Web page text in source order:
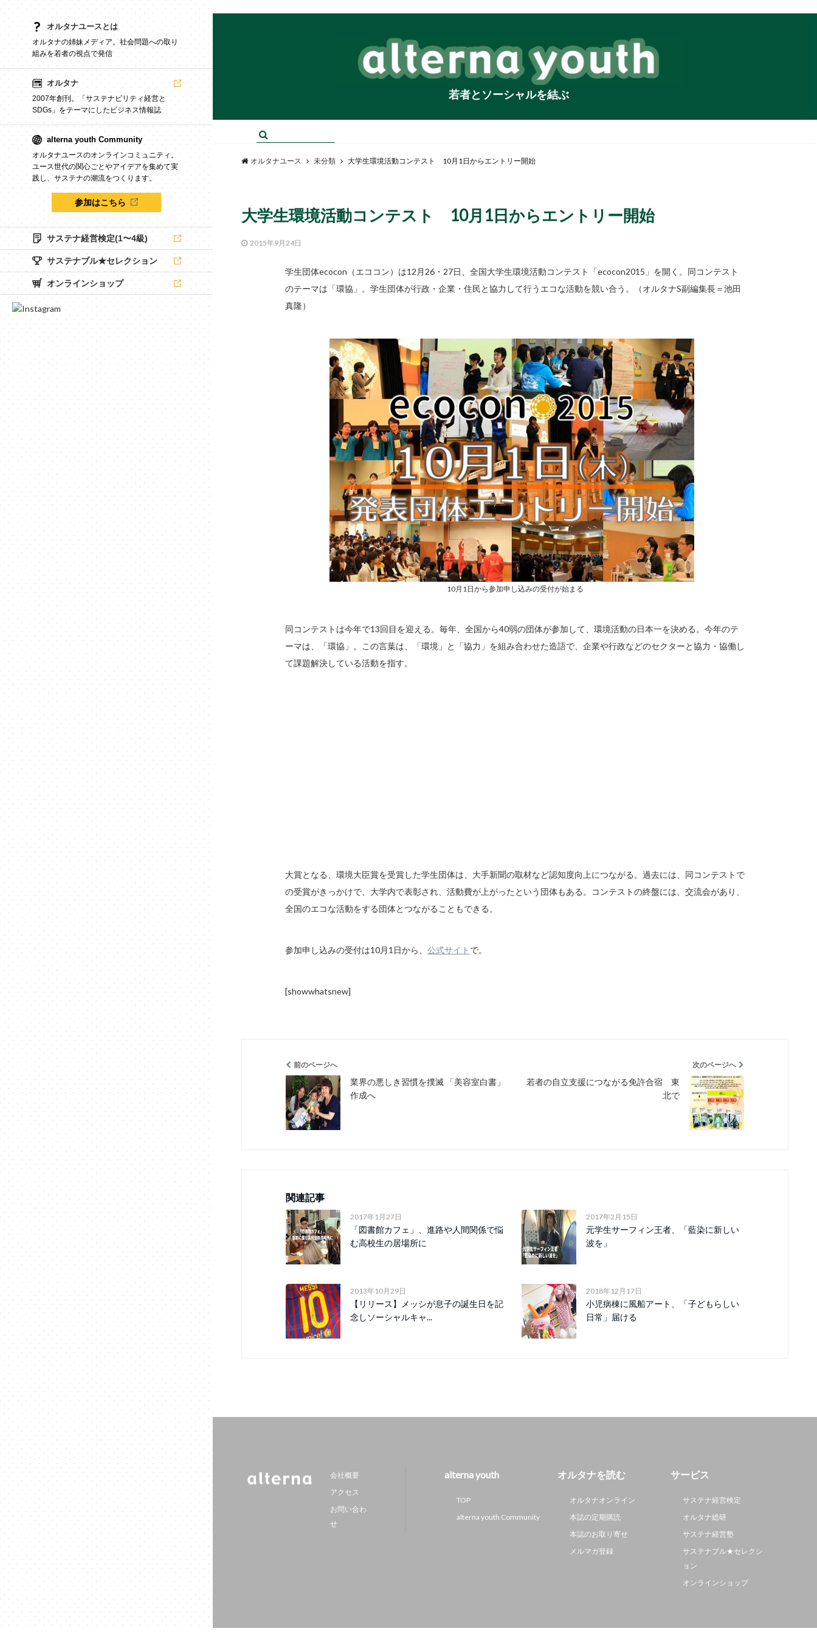
オルタナユースとは
オルタナの姉妹メディア。社会問題への取り
組みを若者の視点で発信
オルタナ
2007年創刊。「サステナビリティ経営と
SDGs」をテーマにしたビジネス情報誌
alterna youth Community
オルタナユースのオンラインコミュニティ。
ユース世代の関心ごとやアイデアを集めて実
践し、サステナの潮流をつくります。
参加はこちら
サステナ経営検定(1〜4級)
サステナブル★セレクション
オンラインショップ
若者とソーシャルを結ぶ
オルタナユース 未分類 大学生環境活動コンテスト 10月1日からエントリー開始
大学生環境活動コンテスト 10月1日からエントリー開始
2015年9月24日
学生団体ecocon（エココン）は12月26・27日、全国大学生環境活動コンテスト「ecocon2015」を開く。同コンテスト
のテーマは「環協」。学生団体が行政・企業・住民と協力して行うエコな活動を競い合う。（オルタナS副編集長＝池田
真隆）
10月1日から参加申し込みの受付が始まる
同コンテストは今年で13回目を迎える。毎年、全国から40弱の団体が参加して、環境活動の日本一を決める。今年のテ
ーマは、「環協」。この言葉は、「環境」と「協力」を組み合わせた造語で、企業や行政などのセクターと協力・協働し
て課題解決している活動を指す。
大賞となる、環境大臣賞を受賞した学生団体は、大手新聞の取材など認知度向上につながる。過去には、同コンテストで
の受賞がきっかけで、大学内で表彰され、活動費が上がったという団体もある。コンテストの終盤には、交流会があり、
全国のエコな活動をする団体とつながることもできる。
参加申し込みの受付は10月1日から、 公式サイト で。
[showwhatsnew]
前のページへ
業界の悪しき習慣を撲滅 「美容室白書」
作成へ
次のページへ
若者の自立支援につながる免許合宿 東
北で
関連記事
2017年1月27日
「図書館カフェ」、進路や人間関係で悩
む高校生の居場所に
2017年2月15日
元学生サーフィン王者、「藍染に新しい
波を」
2013年10月29日
【リリース】メッシが息子の誕生日を記
念しソーシャルキャ...
2018年12月17日
小児病棟に風船アート、「子どもらしい
日常」届ける
会社概要
アクセス
お問い合わ
せ
alterna youth
TOP
alterna youth Community
オルタナを読む
オルタナオンライン
本誌の定期購読
本誌のお取り寄せ
メルマガ登録
サービス
サステナ経営検定
オルタナ総研
サステナ経営塾
サステナブル★セレクシ
ョン
オンラインショップ